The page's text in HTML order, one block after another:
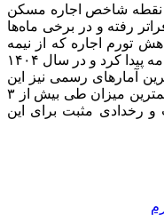
نقطه شاخص اجاره مسکن
گذشته، از ۴۰ درصد فراتر رفته و در برخی ماه‌ها
تورم اجاره که از نیمه
دوم سال قبل آغاز شد، در تمام ماه‌ها ادامه پیدا کرد و در سال ۱۴۰۴
آمارهای رسمی نیز این
سطح تورمی شاخص اجاره مسکن در کمترین میزان طی بیش از ۳
رخدادی مثبت برای این